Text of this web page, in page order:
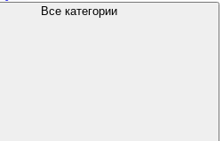
Все категории